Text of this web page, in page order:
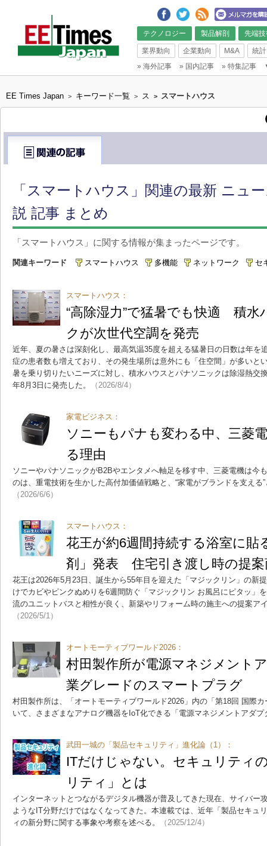
テクノロジー 製品解剖 先端
業界動向 企業動向 M&A
統計
» 海外記事 » 国内記事 » 特集記事
EE Times Japan > キーワード一覧 > ス > スマートハウス
「スマートハウス」関連の最新 ニュ
説 記事 まとめ
「スマートハウス」に関する情報が集まったページです。
関連キーワード スマートハウス 多機能 ネットワーク セ
スマートハウス：
“高除湿力”で猛暑でも快適 積水
クが次世代空調を発売
近年、夏の暑さは深刻化し、最高気温35度を超える猛暑日の日数は年を
症の患者数も増えており、その発生場所は意外にも「住空間」が多いと
暑を乗り切りたいニーズに対し、積水ハウスとパナソニックは除湿熱交
年8月3日に発売した。
（2026/8/4）
家電ビジネス：
ソニーもパナも変わる中、三菱
る理由
ソニーやパナソニックがB2Bやエンタメへ軸足を移す中、三菱電機は今
のは、重電技術を生かした高付加価値戦略と、“家電がブランドを支える
（2026/6/6）
スマートハウス：
花王が約6週間持続する浴室に貼
剤」発表 住宅引き渡し時の提
花王は2026年5月23日、誕生から55年目を迎えた「マジックリン」の新
けでカビやピンクぬめりを6週間防ぐ「マジックリン お風呂にピタッ」
流のユニットバスと相性が良く、新築やリフォーム時の施主への提案ア
（2026/5/1）
オートモーティブワールド2026：
村田製作所が電源マネジメント
業グレードのスマートプラグ
村田製作所は、「オートモーティブワールド2026」内の「第18回 国際
いて、さまざまなアナログ機器をIoT化できる「電源マネジメントアダプ
武田一城の「製品セキュリティ」進化論（1）：
ITだけじゃない。セキュリティ
リティ」とは
インターネットとつながるデジタル機器が普及してきた現在、サイバー
ようなIT分野だけではなくなってきた。本連載では、近年「製品セキュ
ィの新分野に関する事象や考察を述べる。
（2025/12/4）